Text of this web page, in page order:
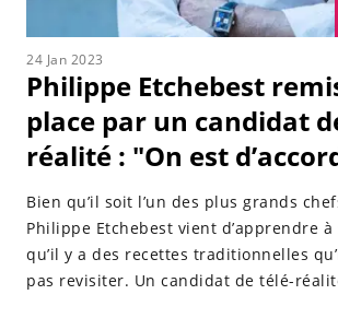
24 Jan 2023
Philippe Etchebest
place par un candidat
réalité : "On est
Bien qu’il soit l’un des plus grands
Philippe Etchebest vient d’apprendre à
qu’il y a des recettes traditionnelles
pas revisiter. Un candidat de télé-